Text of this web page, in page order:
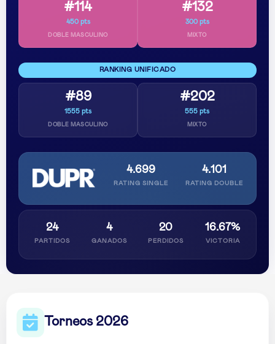
#114
450 pts
DOBLE MASCULINO
#132
300 pts
MIXTO
RANKING UNIFICADO
#89
1555 pts
DOBLE MASCULINO
#202
555 pts
MIXTO
4.699
RATING SINGLE
4.101
RATING DOUBLE
24
PARTIDOS
4
GANADOS
20
PERDIDOS
16.67%
VICTORIA
Torneos 2026